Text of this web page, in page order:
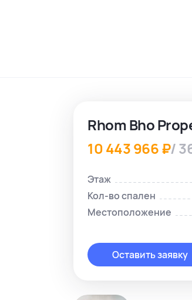
Rhom Bho
10 443 966 ₽/
Этаж
Кол-во спален
Местоположение
Оставить заявку